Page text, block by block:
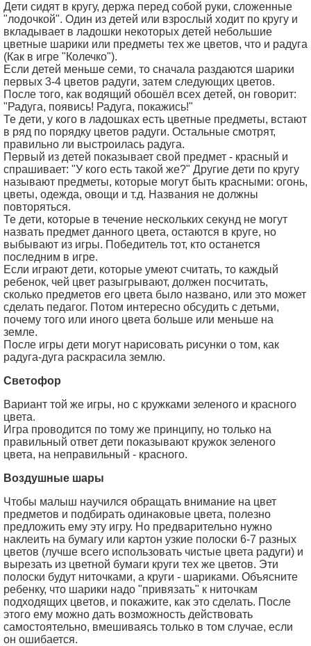
Дети сидят в кругу, держа перед собой руки, сложенные
"лодочкой". Один из детей или взрослый ходит по кругу и
вкладывает в ладошки некоторых детей небольшие
цветные шарики или предметы тех же цветов, что и радуга
(Как в игре "Колечко").
Если детей меньше семи, то сначала раздаются шарики
первых 3-4 цветов радуги, затем следующих цветов.
После того, как водящий обошёл всех детей, он говорит:
"Радуга, появись! Радуга, покажись!"
Те дети, у кого в ладошках есть цветные предметы, встают
в ряд по порядку цветов радуги. Остальные смотрят,
правильно ли выстроилась радуга.
Первый из детей показывает свой предмет - красный и
спрашивает: "У кого есть такой же?" Другие дети по кругу
называют предметы, которые могут быть красными: огонь,
цветы, одежда, овощи и т.д. Названия не должны
повторяться.
Те дети, которые в течение нескольких секунд не могут
назвать предмет данного цвета, остаются в круге, но
выбывают из игры. Победитель тот, кто останется
последним в игре.
Если играют дети, которые умеют считать, то каждый
ребенок, чей цвет разыгрывают, должен посчитать,
сколько предметов его цвета было названо, или это может
сделать педагог. Потом интересно обсудить с детьми,
почему того или иного цвета больше или меньше на
земле.
После игры дети могут нарисовать рисунки о том, как
радуга-дуга раскрасила землю.
Светофор
Вариант той же игры, но с кружками зеленого и красного
цвета.
Игра проводится по тому же принципу, но только на
правильный ответ дети показывают кружок зеленого
цвета, на неправильный - красного.
Воздушные шары
Чтобы малыш научился обращать внимание на цвет
предметов и подбирать одинаковые цвета, полезно
предложить ему эту игру. Но предварительно нужно
наклеить на бумагу или картон узкие полоски 6-7 разных
цветов (лучше всего использовать чистые цвета радуги) и
вырезать из цветной бумаги круги тех же цветов. Эти
полоски будут ниточками, а круги - шариками. Объясните
ребенку, что шарики надо "привязать" к ниточкам
подходящих цветов, и покажите, как это сделать. После
этого ему можно дать возможность действовать
самостоятельно, вмешиваясь только в том случае, если
он ошибается.